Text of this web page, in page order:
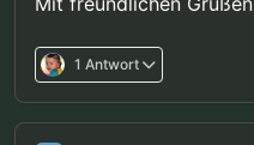
1 Antwort